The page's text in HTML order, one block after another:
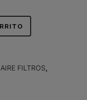
FILTROS